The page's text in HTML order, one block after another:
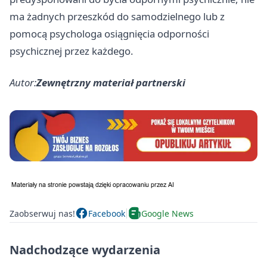
ma żadnych przeszkód do samodzielnego lub z
pomocą psychologa osiągnięcia odporności
psychicznej przez każdego.
Autor:Zewnętrzny materiał partnerski
Zaobserwuj nas! Facebook Google News
Nadchodzące wydarzenia